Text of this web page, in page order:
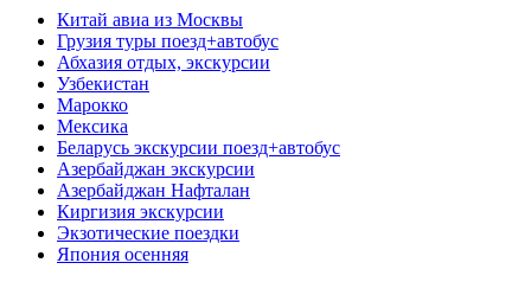
Китай авиа из Москвы
Грузия туры поезд+автобус
Абхазия отдых, экскурсии
Узбекистан
Марокко
Мексика
Беларусь экскурсии поезд+автобус
Азербайджан экскурсии
Азербайджан Нафталан
Киргизия экскурсии
Экзотические поездки
Япония осенняя